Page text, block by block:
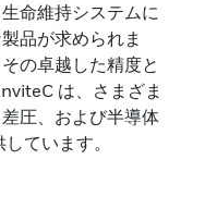
を測定するための
準拠。生体適合性コ
命維持システムに
品が求められま
の卓越した精度と
は、さまざま
圧、および半導体
ています。